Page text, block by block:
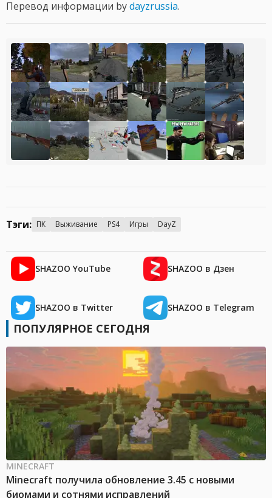
Перевод информации bydayzrussia.
Тэги: ПК Выживание PS4 Игры DayZ
SHAZOO YouTube SHAZOO в Дзен
SHAZOO в Twitter SHAZOO в Telegram
ПОПУЛЯРНОЕ СЕГОДНЯ
MINECRAFT
Minecraft получила обновление 3.45 с новыми
биомами и сотнями исправлений